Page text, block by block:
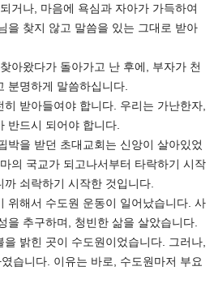
거나, 마음에 욕심과 자아가 가득하여
을 찾지 않고 말씀을 있는 그대로 받아
아왔다가 돌아가고 난 후에, 부자가 천
분명하게 말씀하십니다.
받아들여야 합니다. 우리는 가난한자,
반드시 되어야 합니다.
박을 받던 초대교회는 신앙이 살아있었
의 국교가 되고나서부터 타락하기 시작
쇠락하기 시작한 것입니다.
위해서 수도원 운동이 일어났습니다. 사
을 추구하며, 청빈한 삶을 살았습니다.
밝힌 곳이 수도원이었습니다. 그러나,
습니다. 이유는 바로, 수도원마저 부요